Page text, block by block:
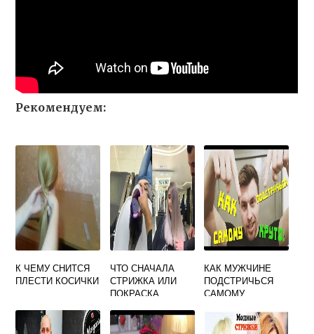
Рекомендуем:
К ЧЕМУ СНИТСЯ
ПЛЕСТИ КОСИЧКИ
ЧТО СНАЧАЛА
СТРИЖКА ИЛИ
ПОКРАСКА
КАК МУЖЧИНЕ
ПОДСТРИЧЬСЯ
САМОМУ